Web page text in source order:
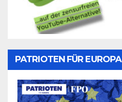
PATRIOTEN FÜR EUROPA